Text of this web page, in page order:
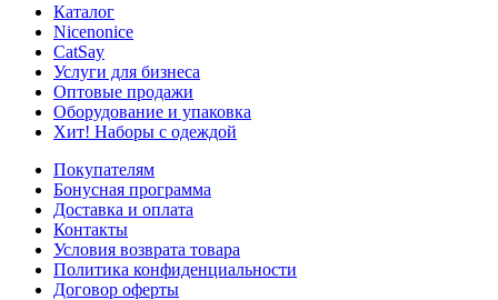
Каталог
Nicenonice
CatSay
Услуги для бизнеса
Оптовые продажи
Оборудование и упаковка
Хит! Наборы с одеждой
Покупателям
Бонусная программа
Доставка и оплата
Контакты
Условия возврата товара
Политика конфиденциальности
Договор оферты